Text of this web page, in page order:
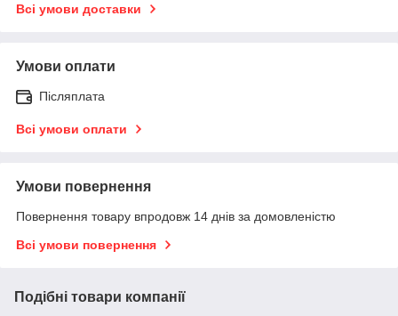
Всі умови доставки
Умови оплати
Післяплата
Всі умови оплати
Умови повернення
Повернення товару впродовж 14 днів за домовленістю
Всі умови повернення
Подібні товари компанії